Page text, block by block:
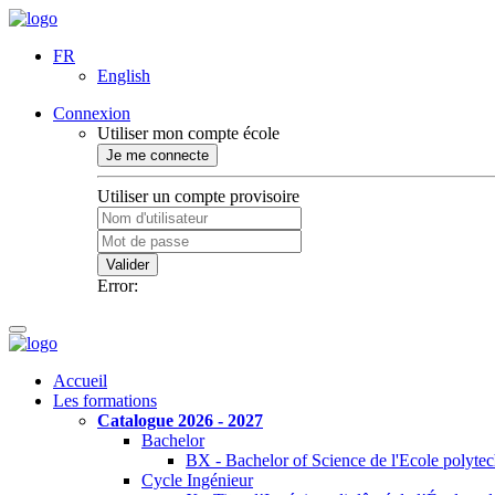
FR
English
Connexion
Utiliser mon compte école
Je me connecte
Utiliser un compte provisoire
Valider
Error:
Accueil
Les formations
Catalogue 2026 - 2027
Bachelor
BX - Bachelor of Science de l'Ecole
Cycle Ingénieur